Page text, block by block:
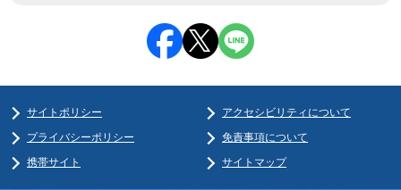
サイトポリシー
アクセシビリティについて
プライバシーポリシー
免責事項について
携帯サイト
サイトマップ